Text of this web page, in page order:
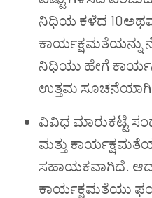
ನಿಧಿಯ ಕಳೆದ
ಕಾರ್ಯಕ್ಷಮತೆಯನ್ನು
ನಿಧಿಯು ಹೇಗೆ
ಉತ್ತಮ
ವಿವಿಧ ಮಾರುಕಟ್ಟೆ
ಮತ್ತು
ಸಹಾಯಕವಾಗಿದೆ.
ಕಾರ್ಯಕ್ಷಮತೆಯು